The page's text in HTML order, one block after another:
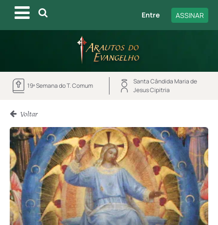
Entre ASSINAR
19ª Semana do T. Comum
Santa Cândida Maria de
Jesus Cipitria
Voltar